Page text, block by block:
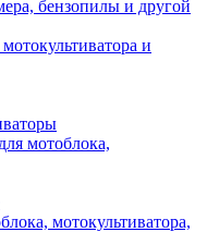
бензопилы и другой
и
мотоблока,
мотокультиватора,